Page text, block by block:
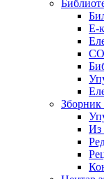
Е-
Зборник
Из